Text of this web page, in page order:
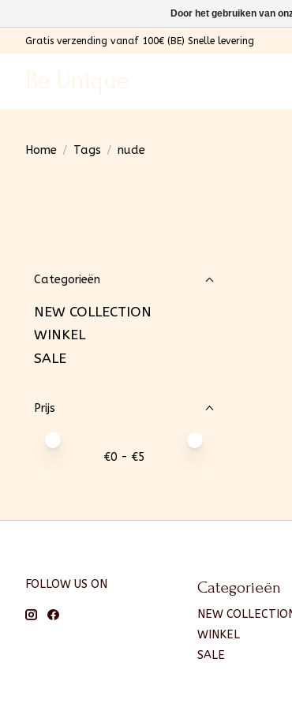
Gratis verzending vanaf 100€ (BE) Snelle levering
Be Unique
Home / Tags / nude
Categorieën
NEW COLLECTION
WINKEL
SALE
Prijs
Minimale prijswaarde
Price maximum value
€0 - €5
FOLLOW US ON Categorieën
NEW
WINKEL
SALE
Door het gebruiken van